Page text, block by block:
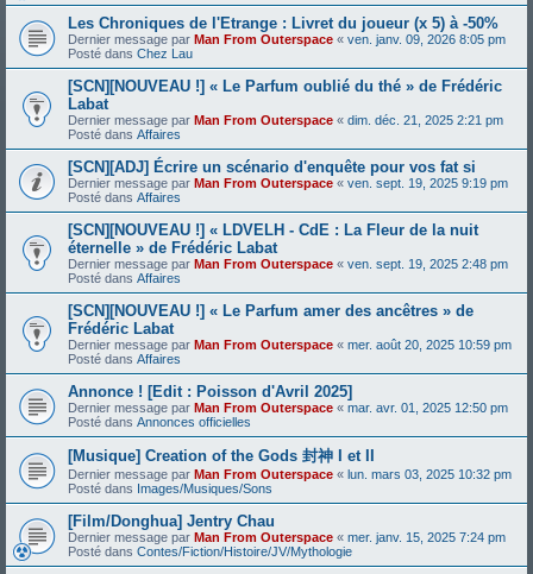
Les Chroniques de l'Etrange : Livret du joueur (x 5) à -50%
Dernier message par Man From Outerspace « ven. janv. 09, 2026 8:05 pm
Posté dans Chez Lau
[SCN][NOUVEAU !] « Le Parfum oublié du thé » de Frédéric
Labat
Dernier message par Man From Outerspace « dim. déc. 21, 2025 2:21 pm
Posté dans Affaires
[SCN][ADJ] Écrire un scénario d'enquête pour vos fat si
Dernier message par Man From Outerspace « ven. sept. 19, 2025 9:19 pm
Posté dans Affaires
[SCN][NOUVEAU !] « LDVELH - CdE : La Fleur de la nuit
éternelle » de Frédéric Labat
Dernier message par Man From Outerspace « ven. sept. 19, 2025 2:48 pm
Posté dans Affaires
[SCN][NOUVEAU !] « Le Parfum amer des ancêtres » de
Frédéric Labat
Dernier message par Man From Outerspace « mer. août 20, 2025 10:59 pm
Posté dans Affaires
Annonce ! [Edit : Poisson d'Avril 2025]
Dernier message par Man From Outerspace « mar. avr. 01, 2025 12:50 pm
Posté dans Annonces officielles
[Musique] Creation of the Gods 封神 I et II
Dernier message par Man From Outerspace « lun. mars 03, 2025 10:32 pm
Posté dans Images/Musiques/Sons
[Film/Donghua] Jentry Chau
Dernier message par Man From Outerspace « mer. janv. 15, 2025 7:24 pm
Posté dans Contes/Fiction/Histoire/JV/Mythologie